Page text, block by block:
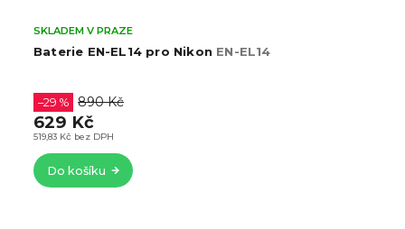
Baterie EN-EL14 pro Nikon EN-EL14
SKLADEM V PRAZE
519,83 Kč bez DPH
–29 % 890 Kč
629 Kč
Do košíku